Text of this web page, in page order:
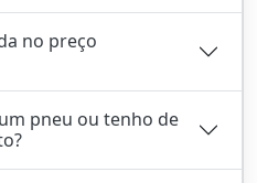
no preço
pneu ou tenho de